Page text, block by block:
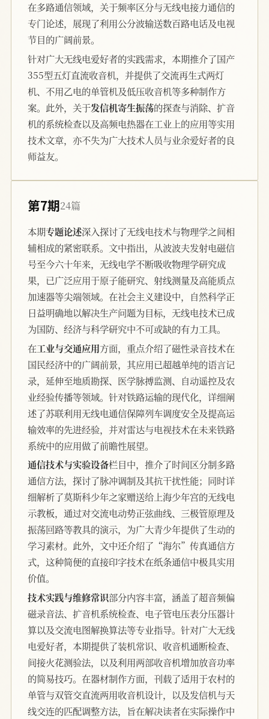
在多路通信领域，关于频率区分与无线电接力通信的
专门论述，展现了利用公分波输送数百路电话及电视
节目的广阔前景。
针对广大无线电爱好者的实践需求，本期推介了国产
355型五灯直流收音机，并提供了交流再生式两灯
机、不用乙电的单管机及低压收音机等多种制作方
案。此外，关于发信机寄生振荡的探查与消除、扩音
机的系统检查以及高频电热器在工业上的应用等实用
技术文章，亦不失为广大技术人员与业余爱好者的良
师益友。
第7期24篇
本期专题论述深入探讨了无线电技术与物理学之间相
辅相成的紧密联系。文中指出，从波波夫发射电磁信
号至今六十年来，无线电学不断吸收物理学研究成
果，已广泛应用于原子能研究、射线测量及高能质点
加速器等尖端领域。在社会主义建设中，自然科学正
日益明确地以解决生产问题为目标，无线电技术已成
为国防、经济与科学研究中不可或缺的有力工具。
在工业与交通应用方面，重点介绍了磁性录音技术在
国民经济中的广阔前景，其应用已超越单纯的语言记
录，延伸至地质勘探、医学脉搏监测、自动遥控及农
业经验传播等领域。针对铁路运输的现代化，详细阐
述了苏联利用无线电通信保障列车调度安全及提高运
输效率的先进经验，并对雷达与电视技术在未来铁路
系统中的应用做了前瞻性展望。
通信技术与实验设备栏目中，推介了时间区分制多路
通信方法，探讨了脉冲调制及其抗干扰性能；同时详
细解析了莫斯科少年之家赠送给上海少年宫的无线电
示教板，通过对交流电动势正弦曲线、三极管原理及
振荡回路等教具的演示，为广大青少年提供了生动的
学习素材。此外，文中还介绍了“海尔”传真通信方
式，这种简便的直接印字技术在纸条通信中极具实用
价值。
技术实践与维修常识部分内容丰富，涵盖了超音频偏
磁录音法、扩音机系统检查、电子管电压表分压器计
算以及交流电图解换算法等专业指导。针对广大无线
电爱好者，本期提供了装机常识、收音机通断检查、
间接火花测验法，以及利用两部收音机增加放音功率
的简易技巧。在器材制作方面，刊载了适用于农村的
单管与双管交直流两用收音机设计，以及发信机与天
线交连的匹配调整方法，旨在解决读者在实际操作中